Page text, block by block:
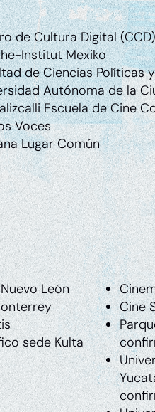
de Cultura Digital (CCD)
Institut Mexiko
de Ciencias Políticas
Autónoma de la
Escuela de Cine
Voces
Lugar Común
León
sede Kulta
Cine